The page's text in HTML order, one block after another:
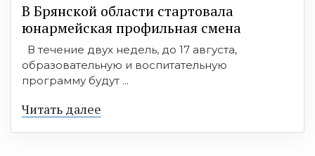
В Брянской области стартовала
юнармейская профильная смена
В течение двух недель, до 17 августа,
образовательную и воспитательную
программу будут ...
Читать далее